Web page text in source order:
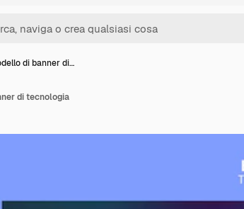
di banner di…
di tecnologia